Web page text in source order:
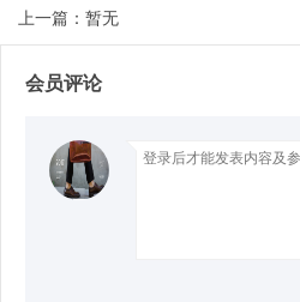
上一篇：暂无
会员评论